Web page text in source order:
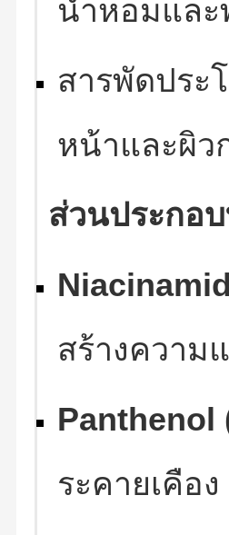
น้ำหอมและ
สารพัดประ
หน้าและผิว
ส่วนประกอ
สร้างความ
Panthenol
ระคายเคือ